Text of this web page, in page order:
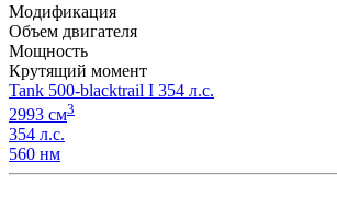
Модификация
Объем двигателя
Мощность
Крутящий момент
Tank 500-blacktrail I 354 л.с.
2993 см3
354 л.с.
560 нм